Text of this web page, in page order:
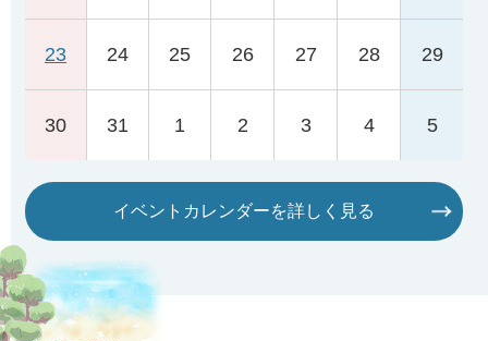
23 24 25 26 27 28 29
30 31 1 2 3 4 5
イベントカレンダーを詳しく見る